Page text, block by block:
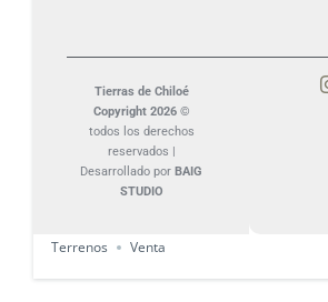
Parcela en Pullihue ,Península Lacuy
$25,000,000
Terrenos Venta
Tierras de Chiloé
Copyright 2026 ©
todos los derechos
reservados |
Desarrollado por BAIG
STUDIO